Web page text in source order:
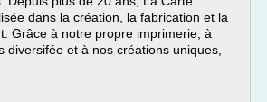
dans la création, la fabrication et la
Grâce à notre propre imprimerie, à
diversifée et à nos créations uniques,